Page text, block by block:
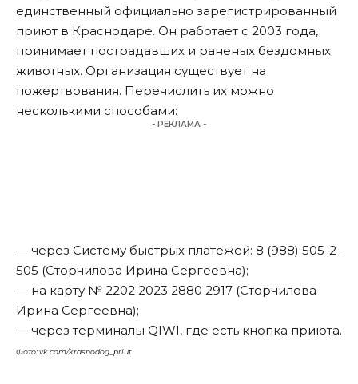
единственный официально зарегистрированный
приют в Краснодаре. Он работает с 2003 года,
принимает пострадавших и раненых бездомных
животных. Организация существует на
пожертвования. Перечислить их можно
несколькими способами:
- РЕКЛАМА -
— через Систему быстрых платежей: 8 (988) 505-2-
505 (Сторчилова Ирина Сергеевна);
— на карту № 2202 2023 2880 2917 (Сторчилова
Ирина Сергеевна);
— через терминалы QIWI, где есть кнопка приюта.
Фото: vk.com/krasnodog_priut